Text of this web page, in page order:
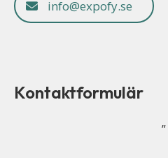
info@expofy.se
Kontaktformulär
”